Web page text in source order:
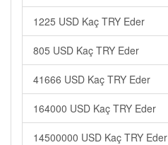
1225 USD Kaç TRY Eder
805 USD Kaç TRY Eder
41666 USD Kaç TRY Eder
164000 USD Kaç TRY Eder
14500000 USD Kaç TRY Eder